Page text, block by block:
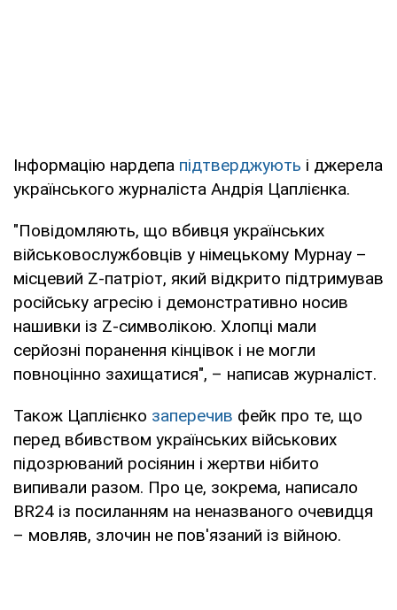
Інформацію нардепа підтверджують і джерела
українського журналіста Андрія Цаплієнка.
"Повідомляють, що вбивця українських
військовослужбовців у німецькому Мурнау –
місцевий Z-патріот, який відкрито підтримував
російську агресію і демонстративно носив
нашивки із Z-символікою. Хлопці мали
серйозні поранення кінцівок і не могли
повноцінно захищатися", – написав журналіст.
Також Цаплієнко заперечив фейк про те, що
перед вбивством українських військових
підозрюваний росіянин і жертви нібито
випивали разом. Про це, зокрема, написало
BR24 із посиланням на неназваного очевидця
– мовляв, злочин не пов'язаний із війною.